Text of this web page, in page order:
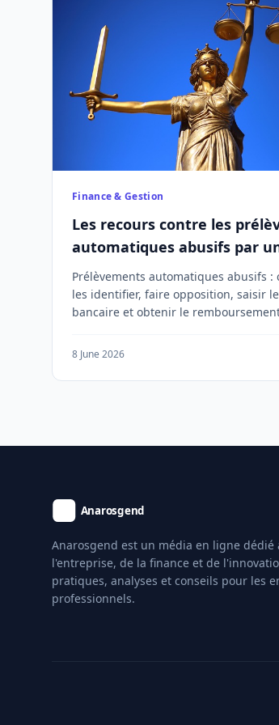
Finance & Gestion
Les recours contre les
automatiques abusifs par
banque
Prélèvements automatiques abusifs :
les identifier, faire opposition, saisir
bancaire et obtenir le
8 June 2026
Anarosgend est un média en ligne dédié
l'entreprise, de la finance et de
pratiques, analyses et conseils pour les
professionnels.